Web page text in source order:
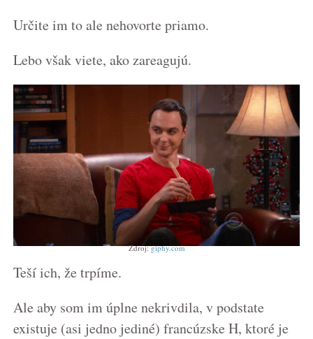
Určite im to ale nehovorte priamo.
Lebo však viete, ako zareagujú.
Zdroj:giphy.com
Teší ich, že trpíme.
Ale aby som im úplne nekrivdila, v podstate
existuje (asi jedno jediné) francúzske H, ktoré je